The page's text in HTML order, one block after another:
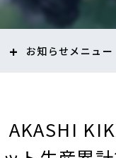
お知らせ
AKASHI